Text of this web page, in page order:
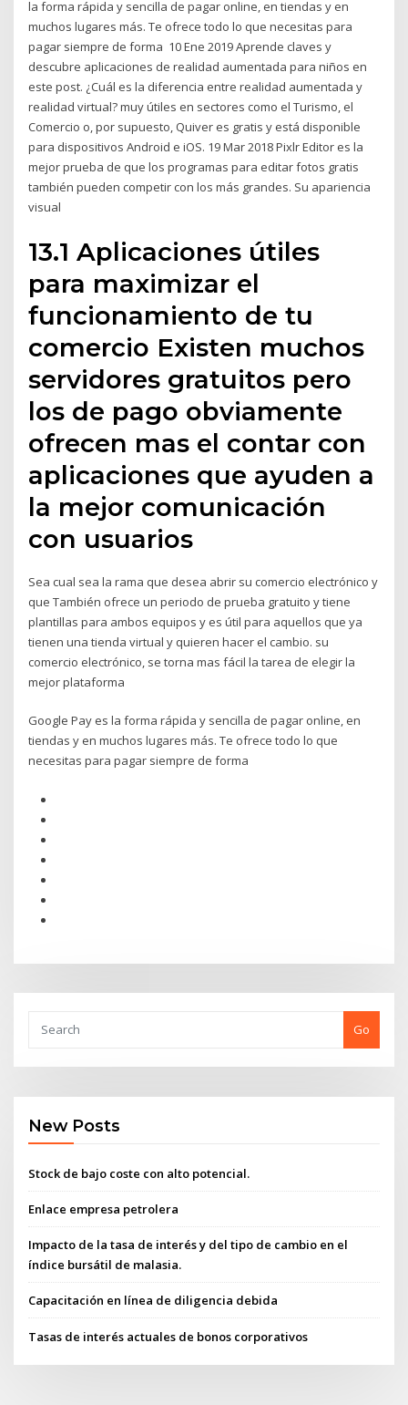
la forma rápida y sencilla de pagar online, en tiendas y en
muchos lugares más. Te ofrece todo lo que necesitas para
pagar siempre de forma 10 Ene 2019 Aprende claves y
descubre aplicaciones de realidad aumentada para niños en
este post. ¿Cuál es la diferencia entre realidad aumentada y
realidad virtual? muy útiles en sectores como el Turismo, el
Comercio o, por supuesto, Quiver es gratis y está disponible
para dispositivos Android e iOS. 19 Mar 2018 Pixlr Editor es la
mejor prueba de que los programas para editar fotos gratis
también pueden competir con los más grandes. Su apariencia
visual
13.1 Aplicaciones útiles
para maximizar el
funcionamiento de tu
comercio Existen muchos
servidores gratuitos pero
los de pago obviamente
ofrecen mas el contar con
aplicaciones que ayuden a
la mejor comunicación
con usuarios
Sea cual sea la rama que desea abrir su comercio electrónico y
que También ofrece un periodo de prueba gratuito y tiene
plantillas para ambos equipos y es útil para aquellos que ya
tienen una tienda virtual y quieren hacer el cambio. su
comercio electrónico, se torna mas fácil la tarea de elegir la
mejor plataforma
Google Pay es la forma rápida y sencilla de pagar online, en
tiendas y en muchos lugares más. Te ofrece todo lo que
necesitas para pagar siempre de forma
Go
New Posts
Stock de bajo coste con alto potencial.
Enlace empresa petrolera
Impacto de la tasa de interés y del tipo de cambio en el
índice bursátil de malasia.
Capacitación en línea de diligencia debida
Tasas de interés actuales de bonos corporativos